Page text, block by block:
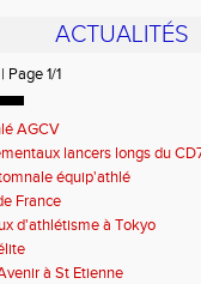
ACTUALITÉS
Page 1/1
AGCV
lancers longs du
équip'athlé
France
d'athlétisme à Tokyo
à St Etienne